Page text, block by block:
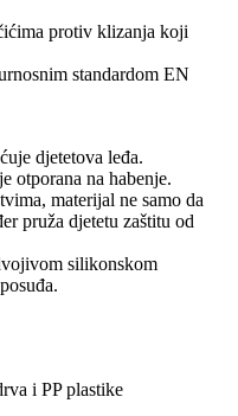
protiv klizanja koji
standardom EN
djetetova leđa.
otporana na habenje.
materijal ne samo da
pruža djetetu zaštitu od
silikonskom
i PP plastike